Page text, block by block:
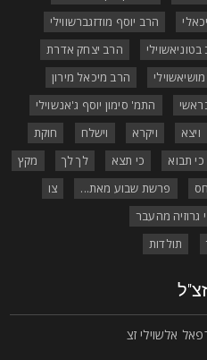
הרב יוסף מודזגברשווילי
הרב יצחק אדרת
הרב מיכאל מירון
התמ' סימון יוסף ג'אנשוילי
ויצא ויקרא וישלח
חוקת
תבוא כי תצא לך לך
מקץ
פרשת שבוע מאת...
מהעבר
תולדות